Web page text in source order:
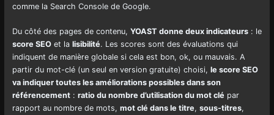
comme la Search Console de Google.
Du côté des pages de contenu, YOAST donne deux indicateurs: le
score SEOet la lisibilité. Les scores sont des évaluations qui
indiquent de manière globale si cela est bon, ok, ou mauvais. A
partir du mot-clé (un seul en version gratuite) choisi, le score SEO
va indiquer toutes les améliorations possibles dans son
référencement: ratio du nombre d’utilisation du mot clé par
rapport au nombre de mots, mot clé dans le titre, sous-titres,